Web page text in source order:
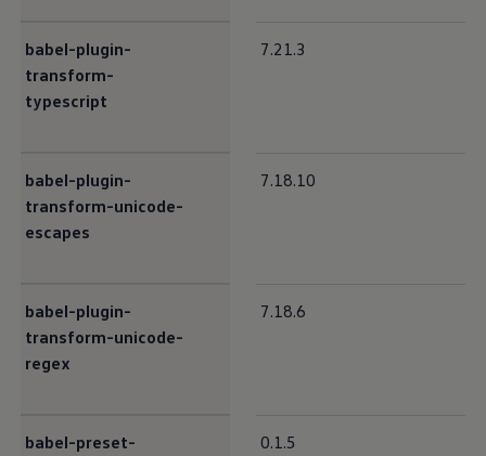
babel-plugin-
transform-
typescript
7.21.3
babel-plugin-
transform-unicode-
escapes
7.18.10
babel-plugin-
transform-unicode-
regex
7.18.6
babel-preset-
0.1.5